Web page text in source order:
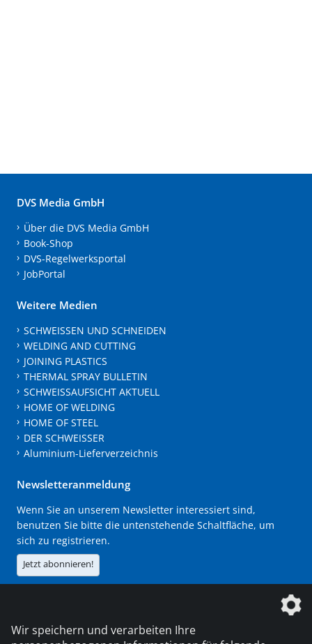
DVS Media GmbH
Über die DVS Media GmbH
Book-Shop
DVS-Regelwerksportal
JobPortal
Weitere Medien
SCHWEISSEN UND SCHNEIDEN
WELDING AND CUTTING
JOINING PLASTICS
THERMAL SPRAY BULLETIN
SCHWEISSAUFSICHT AKTUELL
HOME OF WELDING
HOME OF STEEL
DER SCHWEISSER
Aluminium-Lieferverzeichnis
Newsletteranmeldung
Wenn Sie an unserem Newsletter interessiert sind,
benutzen Sie bitte die untenstehende Schaltfläche, um
sich zu registrieren.
Jetzt abonnieren!
Die DVS Media GmbH ist ein Unternehmen der
Wir speichern und verarbeiten Ihre